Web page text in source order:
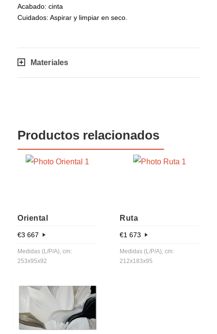
Acabado: cinta
Cuidados: Aspirar y limpiar en seco.
Materiales
Productos relacionados
Oriental
€3 667
Medidas (L/P/A), cm:
253x95x92
Ruta
€1 673
Medidas (L/P/A), cm:
212x183x95